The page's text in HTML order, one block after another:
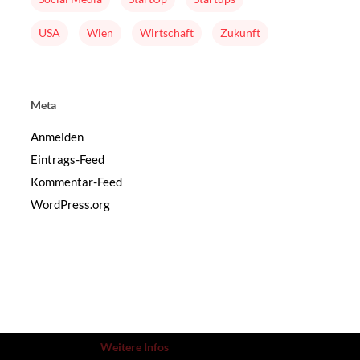
USA Wien Wirtschaft Zukunft
Meta
Anmelden
Eintrags-Feed
Kommentar-Feed
WordPress.org
Weitere Infos